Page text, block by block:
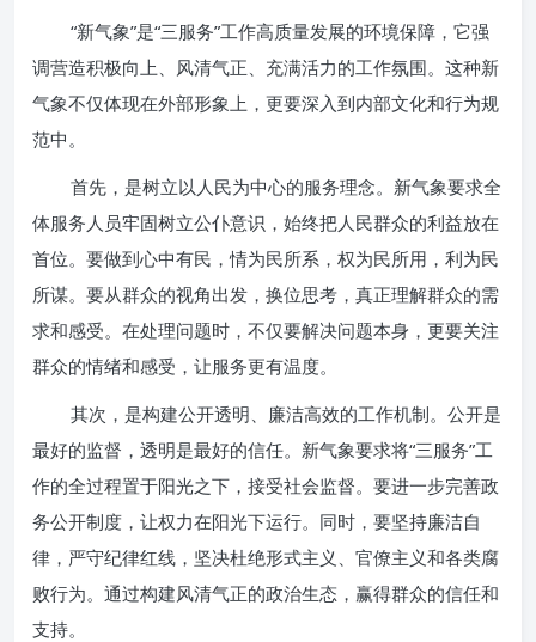
“新气象”是“三服务”工作高质量发展的环境保障，它强
调营造积极向上、风清气正、充满活力的工作氛围。这种新
气象不仅体现在外部形象上，更要深入到内部文化和行为规
范中。
首先，是树立以人民为中心的服务理念。新气象要求全
体服务人员牢固树立公仆意识，始终把人民群众的利益放在
首位。要做到心中有民，情为民所系，权为民所用，利为民
所谋。要从群众的视角出发，换位思考，真正理解群众的需
求和感受。在处理问题时，不仅要解决问题本身，更要关注
群众的情绪和感受，让服务更有温度。
其次，是构建公开透明、廉洁高效的工作机制。公开是
最好的监督，透明是最好的信任。新气象要求将“三服务”工
作的全过程置于阳光之下，接受社会监督。要进一步完善政
务公开制度，让权力在阳光下运行。同时，要坚持廉洁自
律，严守纪律红线，坚决杜绝形式主义、官僚主义和各类腐
败行为。通过构建风清气正的政治生态，赢得群众的信任和
支持。